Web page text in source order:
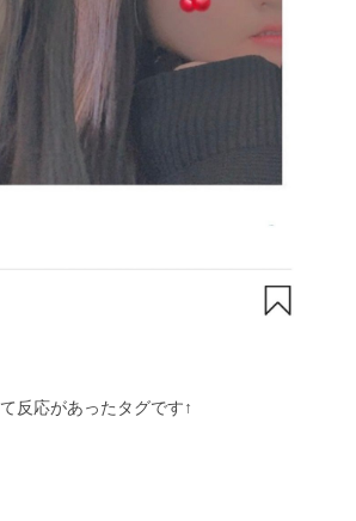
反応があったタグです↑